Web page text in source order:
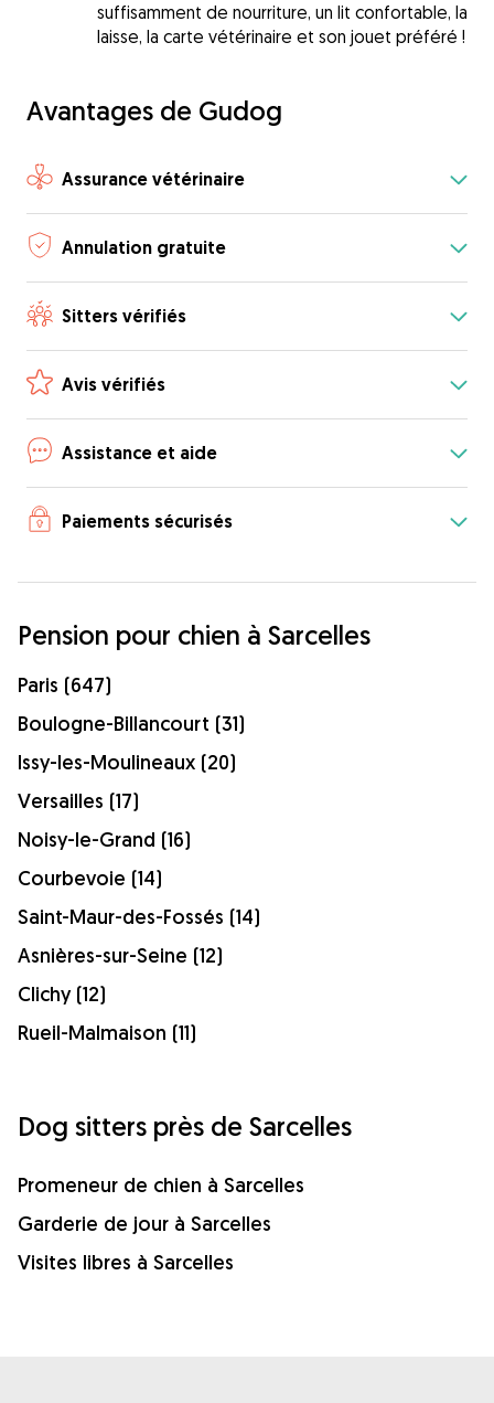
suffisamment de nourriture, un lit confortable, la
laisse, la carte vétérinaire et son jouet préféré !
Avantages de Gudog
Assurance vétérinaire
Annulation gratuite
Sitters vérifiés
Avis vérifiés
Assistance et aide
Paiements sécurisés
Pension pour chien à Sarcelles
Paris (647)
Boulogne-Billancourt (31)
Issy-les-Moulineaux (20)
Versailles (17)
Noisy-le-Grand (16)
Courbevoie (14)
Saint-Maur-des-Fossés (14)
Asnières-sur-Seine (12)
Clichy (12)
Rueil-Malmaison (11)
Dog sitters près de Sarcelles
Promeneur de chien à Sarcelles
Garderie de jour à Sarcelles
Visites libres à Sarcelles